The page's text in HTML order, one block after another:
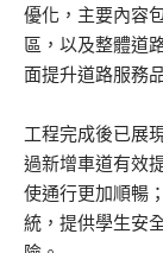
優化，主要內容
區，以及整體道
面提升道路服務
工程完成後已展
過新增車道有效
使通行更加順暢
統，提供學生安